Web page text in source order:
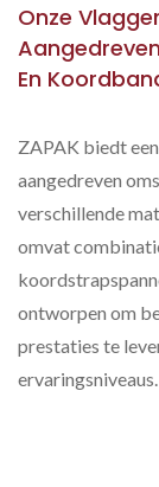
Onze
En
ZAPAK biedt
aangedreven
verschillende
omvat
ontworpen om
prestaties te
ervaringsniveaus.